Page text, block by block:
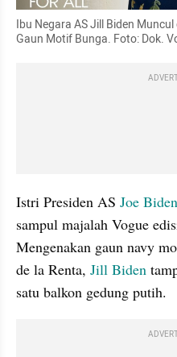
Ibu Negara AS Jill Biden
Gaun Motif Bunga. Foto: Dok.
Istri Presiden AS Joe Biden
sampul majalah Vogue
Mengenakan gaun navy
de la Renta, Jill Biden
satu balkon gedung putih.